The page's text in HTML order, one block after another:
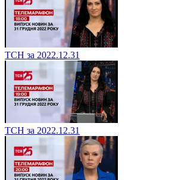
ТСН за 2022.12.31
ТСН за 2022.12.31